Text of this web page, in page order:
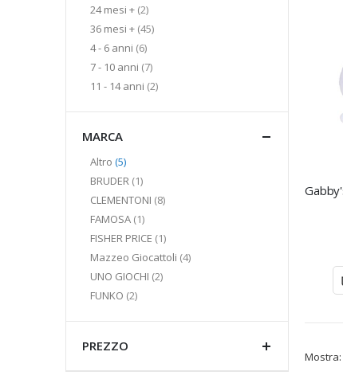
Mostra
24 mesi + 2
elementi
36 mesi + 45
elementi
4 - 6 anni 6
elementi
7 - 10 anni 7
elementi
11 - 14 anni 2
elementi
MARCA
Altro 5
elementi
BRUDER 1
elemento
CLEMENTONI 8
elementi
FAMOSA 1
elemento
FISHER PRICE 1
elemento
Mazzeo Giocattoli 4
elementi
UNO GIOCHI 2
elementi
FUNKO 2
elementi
PREZZO